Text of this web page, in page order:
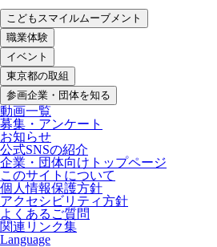
こどもスマイルムーブメント
職業体験
イベント
東京都の取組
参画企業・団体を知る
動画一覧
募集・アンケート
お知らせ
公式SNSの紹介
企業・団体向けトップページ
このサイトについて
個人情報保護方針
アクセシビリティ方針
よくあるご質問
関連リンク集
Language